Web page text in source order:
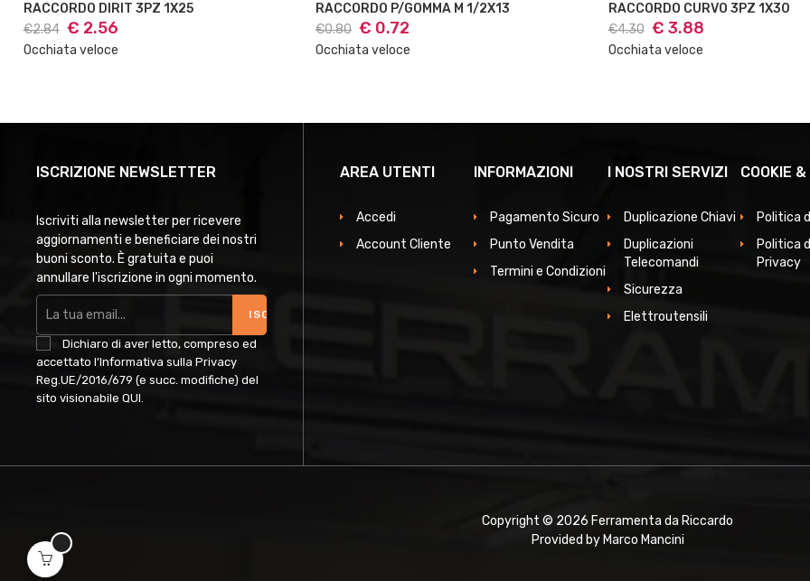
RACCORDO DIRIT 3PZ 1X25
€2.84 € 2.56
Occhiata veloce
RACCORDO P/GOMMA M 1/2X13
€0.80 € 0.72
Occhiata veloce
RACCORDO CURVO 3PZ 1X30
€4.30 € 3.88
Occhiata veloce
ISCRIZIONE NEWSLETTER
Iscriviti alla newsletter per ricevere
aggiornamenti e beneficiare dei nostri
buoni sconto. È gratuita e puoi
annullare l'iscrizione in ogni momento.
ISCRIVITI
Dichiaro di aver letto, compreso ed
accettato l'Informativa sulla Privacy
Reg.UE/2016/679 (e succ. modifiche) del
sito visionabile QUI.
AREA UTENTI
Accedi
Account Cliente
INFORMAZIONI
Pagamento Sicuro
Punto Vendita
Termini e Condizioni
I NOSTRI SERVIZI
Duplicazione Chiavi
Duplicazioni
Telecomandi
Sicurezza
Elettroutensili
COOKIE
Politica
Politica
Privacy
Copyright © 2026 Ferramenta da Riccardo
Provided by Marco Mancini